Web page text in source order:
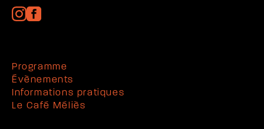
Programme
Évènements
Informations pratiques
Le Café Méliès